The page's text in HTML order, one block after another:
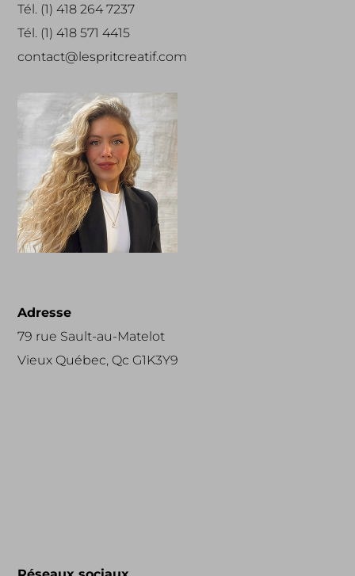
Tél. (1) 418 264 7237
Tél. (1) 418 571 4415
contact@lespritcreatif.com
Adresse
79 rue Sault-au-Matelot
Vieux Québec, Qc G1K3Y9